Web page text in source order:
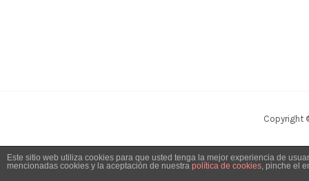
Copyright
Este sitio web utiliza cookies para que usted tenga la mejor experiencia de
mencionadas cookies y la aceptación de nuestra política de cookies, pinche el